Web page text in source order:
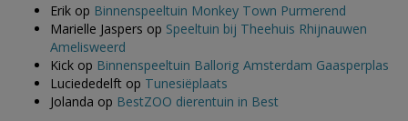
Erik op Binnenspeeltuin Monkey Town Purmerend
Marielle Jaspers op Speeltuin bij Theehuis Rhijnauwen
Amelisweerd
Kick op Binnenspeeltuin Ballorig Amsterdam Gaasperplas
Luciededelft op Tunesiëplaats
Jolanda op BestZOO dierentuin in Best